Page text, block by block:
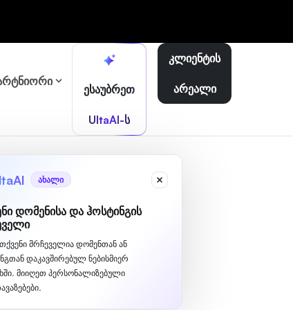
ესაუბრეთ
UltaAI-ს
ახალი
დომენისა და ჰოსტინგის
მრჩეველია დომენთან ან
დაკავშირებულ ნებისმიერ
მიიღეთ პერსონალიზებული
კლიენტის
არეალი